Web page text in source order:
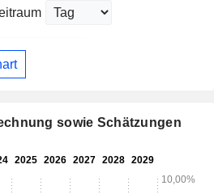
sowie Schätzungen